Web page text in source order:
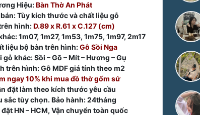
Hiệu:Bàn Thờ An Phát
Tùy kích thước và chất liệu gỗ
hình:D.89 x R.61 x C.127 (cm)
1m07, 1m27, 1m53, 1m75, 1m97, 2m17
liệu bộ bàn trên hình:Gỗ Sồi Nga
gỗ khác: Sồi – Gõ – Mít – Hương – Gụ
trên hình: Gỗ MDF giá tính theo m2
ngay 10% khi mua đồ thờ gốm sứ
đặt làm theo kích thước yêu cầu
sắc tùy chọn. Bảo hành: 24tháng
đặt HN – HCM, Vận chuyển toàn quốc